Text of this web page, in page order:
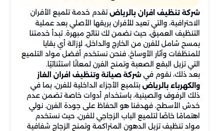
شركة تنظيف افران بالرياضتقدم خدمة تلميع الأفران
الاحترافية، والتي تعيد للأفران بريقها الأصلي بعد عملية
التنظيف العميق، حيث نضمن لك نتائج مبهرة. تبدأ خدمتنا
بمسح شامل للفرن من الخارج والداخل، لإزالة أي بقايا
للمنظفات وآثار الأوساخ، فنحن نستخدم أفضل مواد التلميع
التي تزيل البقع الصعبة وتمنح الفرن لمعانًا استثنائيًا.
بعد ذلك، نقوم في شركة صيانة وتنظيف افران الغاز
والكهرباء بالرياض بتلميع الأجزاء الداخلية للفرن، بما في
ذلك الرفوف والصينية، باستخدام أدوات خاصة تضمن عدم
خدش الأسطح، فهدفنا هو الحفاظ على جودة الفرن. نولي
اهتمامًا خاصًا لتلميع الباب الزجاجي للفرن، حيث نستخدم
مواد تنظيف تزيل الدهون المتراكمة وتمنح الزجاج شفافية